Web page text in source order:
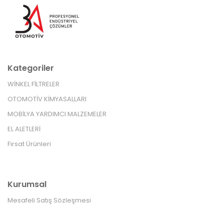
Kategoriler
WİNKEL FİLTRELER
OTOMOTİV KİMYASALLARI
MOBİLYA YARDIMCI MALZEMELER
EL ALETLERİ
Fırsat Ürünleri
Kurumsal
Mesafeli Satış Sözleşmesi